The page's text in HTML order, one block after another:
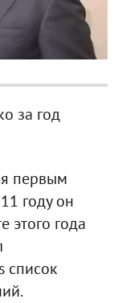
за год
первым
году он
этого года
список